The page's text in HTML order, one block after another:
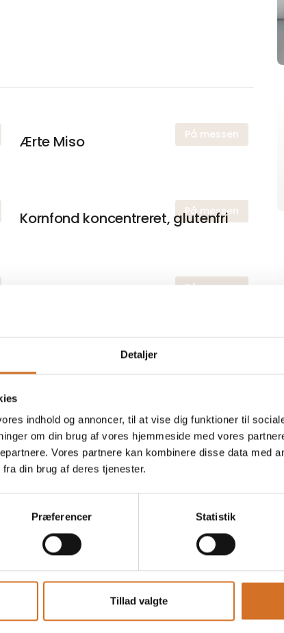
Detaljer
indhold og annoncer, til at vise dig funktioner til
om din brug af vores hjemmeside med vores
Vores partnere kan kombinere disse data med
din brug af deres tjenester.
Præferencer Statistik
Tillad valgte
På messen
Ærte Miso
På messen
Kornfond koncentreret, glutenfri
På messen